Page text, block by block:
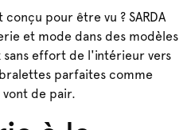
pour être vu ? SARDA
et mode dans des modèles
sans effort de l'intérieur vers
parfaites comme
de pair.